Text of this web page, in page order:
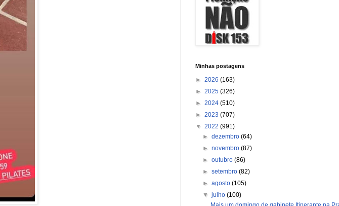
Minhas postagens
► 2026 (163)
► 2025 (326)
► 2024 (510)
► 2023 (707)
▼ 2022 (991)
►dezembro(64)
►novembro(87)
►outubro(86)
►setembro(82)
►agosto(105)
▼julho(100)